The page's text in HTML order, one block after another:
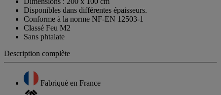
Disponibles dans différentes épaisseurs.
Conforme à la norme NF-EN 12503-1
Classé Feu M2
Sans phtalate
Description complète
Fabriqué en France